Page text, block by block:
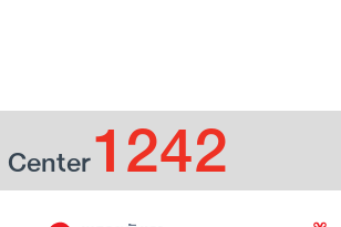
1242